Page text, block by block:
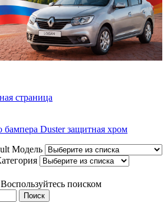
страница
бампера Duster защитная хром
Модель
поиском